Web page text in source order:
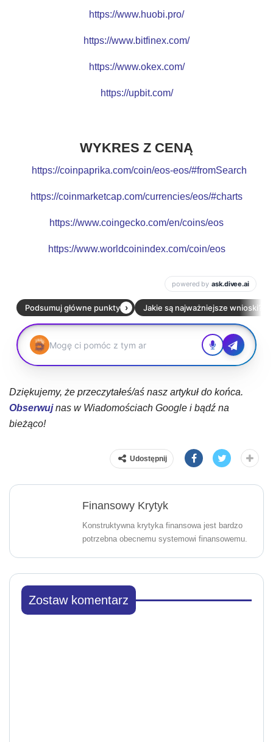
https://www.huobi.pro/
https://www.bitfinex.com/
https://www.okex.com/
https://upbit.com/
WYKRES Z CENĄ
https://coinpaprika.com/coin/eos-eos/#fromSearch
https://coinmarketcap.com/currencies/eos/#charts
https://www.coingecko.com/en/coins/eos
https://www.worldcoinindex.com/coin/eos
Dziękujemy, że przeczytałeś/aś nasz artykuł do końca.
Obserwujnas w Wiadomościach Google i bądź na
bieżąco!
Udostępnij
Finansowy Krytyk
Konstruktywna krytyka finansowa jest bardzo
potrzebna obecnemu systemowi finansowemu.
Zostaw komentarz